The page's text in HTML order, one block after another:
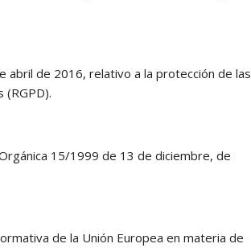
abril de 2016, relativo a la protección de las
15/1999 de 13 de diciembre, de
de la Unión Europea en materia de